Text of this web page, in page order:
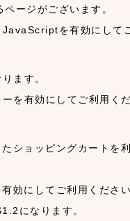
ージがございます。
を有効にして
ます。
を有効にしてご利用くだ
ショッピングカートを
効にしてご利用ください
になります。